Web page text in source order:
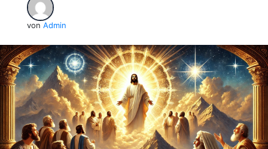
von Admin